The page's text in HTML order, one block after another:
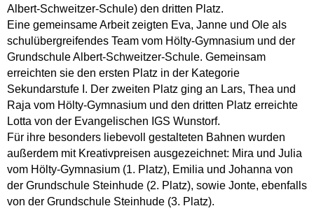
Albert-Schweitzer-Schule) den dritten Platz.
Eine gemeinsame Arbeit zeigten Eva, Janne und Ole als
schulübergreifendes Team vom Hölty-Gymnasium und der
Grundschule Albert-Schweitzer-Schule. Gemeinsam
erreichten sie den ersten Platz in der Kategorie
Sekundarstufe I. Der zweiten Platz ging an Lars, Thea und
Raja vom Hölty-Gymnasium und den dritten Platz erreichte
Lotta von der Evangelischen IGS Wunstorf.
Für ihre besonders liebevoll gestalteten Bahnen wurden
außerdem mit Kreativpreisen ausgezeichnet: Mira und Julia
vom Hölty-Gymnasium (1. Platz), Emilia und Johanna von
der Grundschule Steinhude (2. Platz), sowie Jonte, ebenfalls
von der Grundschule Steinhude (3. Platz).